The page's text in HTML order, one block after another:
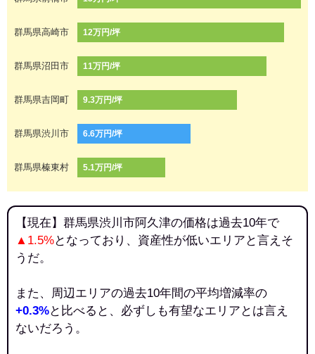
群馬県高崎市 12万円/坪
群馬県沼田市 11万円/坪
群馬県吉岡町 9.3万円/坪
群馬県渋川市 6.6万円/坪
群馬県榛東村 5.1万円/坪
【現在】群馬県渋川市阿久津の価格は過去10年で
▲1.5%となっており、資産性が低いエリアと言えそ
うだ。
また、周辺エリアの過去10年間の平均増減率の
+0.3%と比べると、必ずしも有望なエリアとは言え
ないだろう。